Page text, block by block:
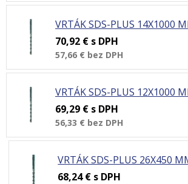
VRTÁK SDS-PLUS 14X1000
70,92 € s DPH
57,66 € bez DPH
VRTÁK SDS-PLUS 12X1000
69,29 € s DPH
56,33 € bez DPH
VRTÁK SDS-PLUS 26X450
68,24 € s DPH